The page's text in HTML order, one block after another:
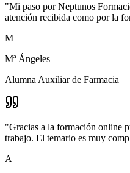
"Mi paso por Neptunos
atención recibida como por la
M
Mª Ángeles
Alumna Auxiliar de Farmacia
"Gracias a la formación online
trabajo. El temario es muy
A